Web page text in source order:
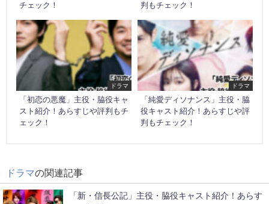
チェック！
判もチェック！
ドラマ
「初恋の悪魔」主役・脇役キャ
スト紹介！あらすじや評判もチ
ェック！
ドラマ
「純愛ディソナンス」主役・脇
役キャスト紹介！あらすじや評
判もチェック！
ドラマの関連記事
「新・信長公記」主役・脇役キャスト紹介！あらす